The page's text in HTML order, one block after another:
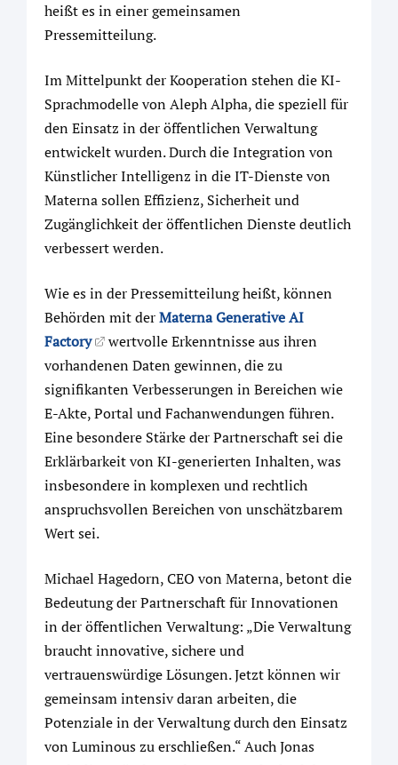
heißt es in einer gemeinsamen
Pressemitteilung.
Im Mittelpunkt der Kooperation stehen die KI-
Sprachmodelle von Aleph Alpha, die speziell für
den Einsatz in der öffentlichen Verwaltung
entwickelt wurden. Durch die Integration von
Künstlicher Intelligenz in die IT-Dienste von
Materna sollen Effizienz, Sicherheit und
Zugänglichkeit der öffentlichen Dienste deutlich
verbessert werden.
Wie es in der Pressemitteilung heißt, können
Behörden mit derMaterna Generative AI
Factory
wertvolle Erkenntnisse aus ihren
vorhandenen Daten gewinnen, die zu
signifikanten Verbesserungen in Bereichen wie
E-Akte, Portal und Fachanwendungen führen.
Eine besondere Stärke der Partnerschaft sei die
Erklärbarkeit von KI-generierten Inhalten, was
insbesondere in komplexen und rechtlich
anspruchsvollen Bereichen von unschätzbarem
Wert sei.
Michael Hagedorn, CEO von Materna, betont die
Bedeutung der Partnerschaft für Innovationen
in der öffentlichen Verwaltung: „Die Verwaltung
braucht innovative, sichere und
vertrauenswürdige Lösungen. Jetzt können wir
gemeinsam intensiv daran arbeiten, die
Potenziale in der Verwaltung durch den Einsatz
von Luminous zu erschließen.“ Auch Jonas